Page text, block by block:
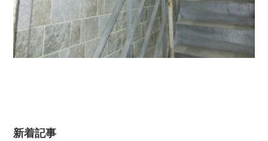
新着記事